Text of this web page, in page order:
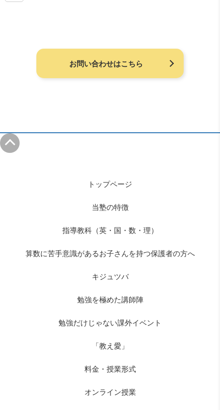
お問い合わせはこちら
トップページ
当塾の特徴
指導教科（英・国・数・理）
算数に苦手意識があるお子さんを持つ保護者の方へ
キジュツバ
勉強を極めた講師陣
勉強だけじゃない課外イベント
「教え愛」
料金・授業形式
オンライン授業